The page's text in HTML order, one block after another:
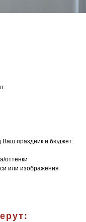
Ваш праздник и бюджет:
оттенки
или изображения